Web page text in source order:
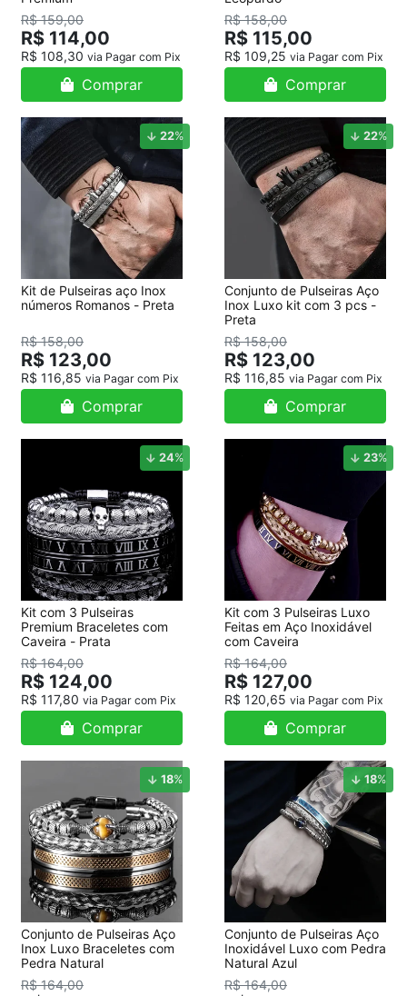
R$ 159,00
R$ 114,00
R$ 108,30 via Pagar com Pix
Comprar
R$ 158,00
R$ 115,00
R$ 109,25 via Pagar com Pix
Comprar
22%
Kit de Pulseiras aço Inox
números Romanos - Preta
R$ 158,00
R$ 123,00
R$ 116,85 via Pagar com Pix
Comprar
22%
Conjunto de Pulseiras Aço
Inox Luxo kit com 3 pcs -
Preta
R$ 158,00
R$ 123,00
R$ 116,85 via Pagar com Pix
Comprar
24%
Kit com 3 Pulseiras
Premium Braceletes com
Caveira - Prata
R$ 164,00
R$ 124,00
R$ 117,80 via Pagar com Pix
Comprar
23%
Kit com 3 Pulseiras Luxo
Feitas em Aço Inoxidável
com Caveira
R$ 164,00
R$ 127,00
R$ 120,65 via Pagar com Pix
Comprar
18%
Conjunto de Pulseiras Aço
Inox Luxo Braceletes com
Pedra Natural
R$ 164,00
18%
Conjunto de Pulseiras Aço
Inoxidável Luxo com Pedra
Natural Azul
R$ 164,00